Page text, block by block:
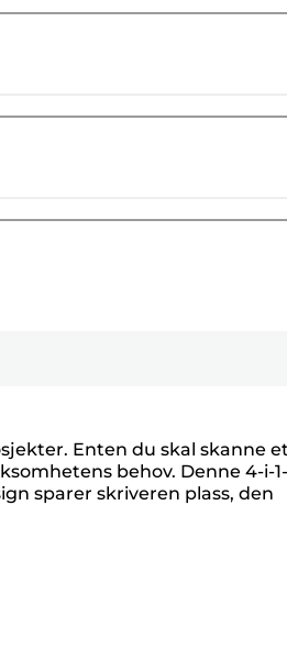
Enten du skal skanne
behov. Denne 4-i-1-
sparer skriveren plass, den